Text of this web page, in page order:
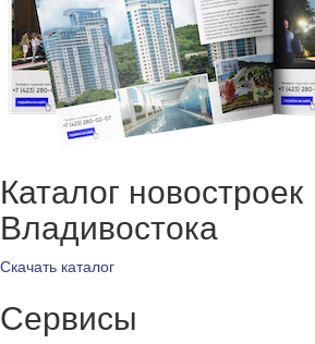
Каталог новостроек
Владивостока
Скачать каталог
Сервисы